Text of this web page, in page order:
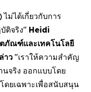
ม่ได้เกี่ยวกับการ
ติจริง" Heidi
ภัณฑ์และเทคโนโลยี
าว "เราให้ความสำคัญ
จริง ออกแบบโดย
ดยเฉพาะเพื่อสนับสนุน